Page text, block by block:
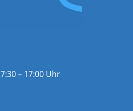
7:30 – 17:00 Uhr